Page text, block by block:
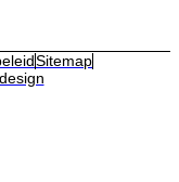
Sitemap